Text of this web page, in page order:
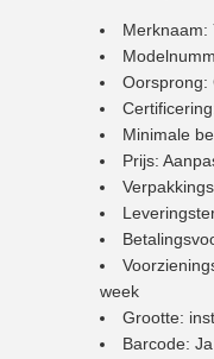
Merknaam:
Oorsprong:
Minimale
Prijs:
week
Grootte:
Barcode: Ja